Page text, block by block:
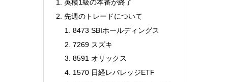
英検1級の本番が終了
先週のトレードについて
8473 SBIホールディングス
7269 スズキ
8591 オリックス
1570 日経レバレッジETF